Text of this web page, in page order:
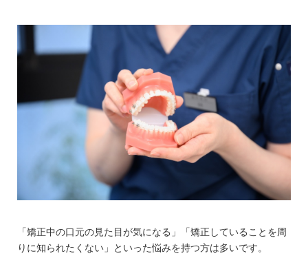
「矯正中の口元の見た目が気になる」「矯正していることを周
りに知られたくない」といった悩みを持つ方は多いです。